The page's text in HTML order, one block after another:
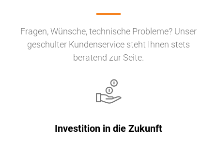
Fragen, Wünsche, technische Probleme? Unser
geschulter Kundenservice steht Ihnen stets
beratend zur Seite.
Investition in die Zukunft